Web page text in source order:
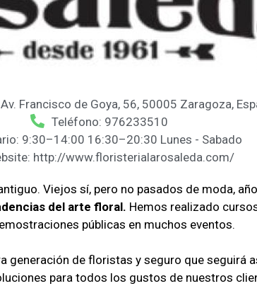
Francisco de Goya, 56, 50005 Zaragoza,
Teléfono: 976233510
9:30–14:00 16:30–20:30 Lunes - Sabado
http://www.floristerialarosaleda.com/
Viejos sí, pero no pasados ​​de moda,
del arte floral. Hemos realizado
públicas en muchos eventos.
generación de floristas y seguro que seguirá
para todos los gustos de nuestros